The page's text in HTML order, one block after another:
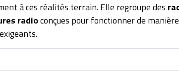
à ces réalités terrain. Elle regroupe des
radioconçues pour fonctionner de